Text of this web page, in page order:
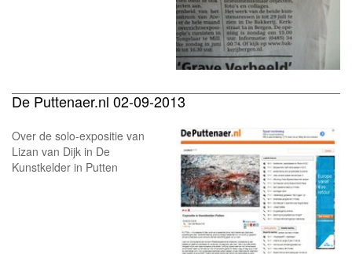
De Puttenaer.nl 02-09-2013
Over de solo-expositie van
Lizan van Dijk in De
Kunstkelder in Putten